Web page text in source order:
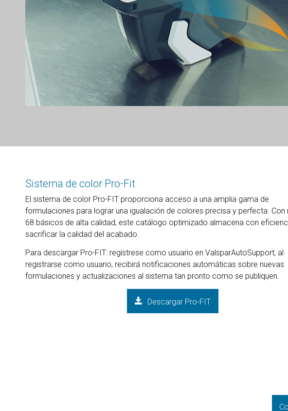
Sistema de color Pro-Fit
El sistema de color Pro-FIT proporciona acceso a una amplia gama de
formulaciones para lograr una igualación de colores precisa y perfecta. Con
68 básicos de alta calidad, este catálogo optimizado almacena con
sacrificar la calidad del acabado.
Para descargar Pro-FIT: regístrese como usuario en ValsparAutoSupport; al
registrarse como usuario, recibirá notificaciones automáticas sobre nuevas
formulaciones y actualizaciones al sistema tan pronto como se publiquen.
Descargar Pro-FIT